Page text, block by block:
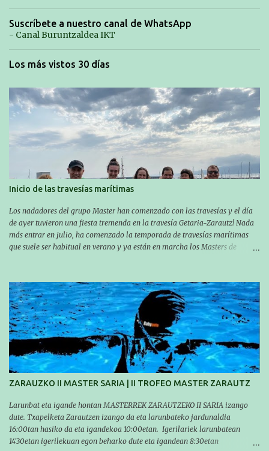
Suscríbete a nuestro canal de WhatsApp
- Canal Buruntzaldea IKT
Los más vistos 30 días
Inicio de las travesías marítimas
Los nadadores del grupo Master han comenzado con las travesías y el día
de ayer tuvieron una fiesta tremenda en la travesía Getaria-Zarautz! Nada
más entrar en julio, ha comenzado la temporada de travesías marítimas
que suele ser habitual en verano y ya están en marcha los Masters de
próxima cita. Para empezar, el 13 de julio, Manu Santos participó en la
XXXVIII. Travesía a nado de Ondarroa y recorrió una distancia de 1600
metros en 28 minutos y 30 segundos. Al día siguiente, Manu Santos y su
compañero Asier Gorostegi participaron en la V. San Antón Bira. En esta
travesía se realiza un recorrido desde la playa de Gaztetape hasta la playa
de Malkorbe, pero debido al estado del mar de aquel día, la organización
decidió hacerlo en el interior de la bahía de la playa de Malkorbe. Así,
Asier completó el recorrido en 29 minutos y 30 segundos, c...
ZARAUZKO II MASTER SARIA | II TROFEO MASTER ZARAUTZ
Larunbat eta igande hontan MASTERREK ZARAUTZEKO II SARIA izango
dute. Txapelketa Zarautzen izango da eta larunbateko jardunaldia
16:00tan hasiko da eta igandekoa 10:00etan. Igerilariek larunbatean
14'30etan igerilekuan egon beharko dute eta igandean 8:30etan